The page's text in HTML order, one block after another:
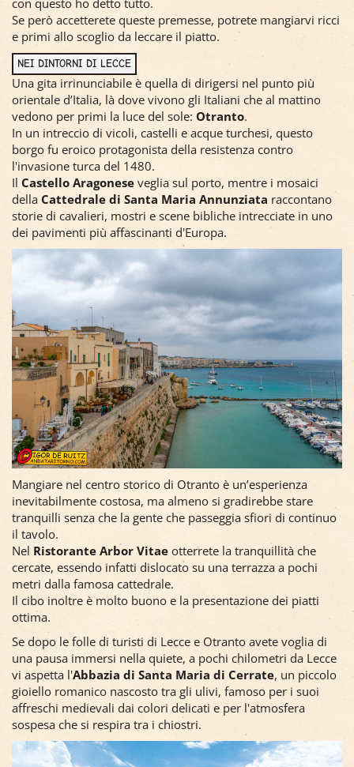
Se però accetterete queste premesse, potrete mangiarvi ricci
e primi allo scoglio da leccare il piatto.
NEI DINTORNI DI LECCE
Una gita irrinunciabile è quella di dirigersi nel punto più
orientale d’Italia, là dove vivono gli Italiani che al mattino
vedono per primi la luce del sole: Otranto.
In un intreccio di vicoli, castelli e acque turchesi, questo
borgo fu eroico protagonista della resistenza contro
l'invasione turca del 1480.
Il Castello Aragonese veglia sul porto, mentre i mosaici
della Cattedrale di Santa Maria Annunziata raccontano
storie di cavalieri, mostri e scene bibliche intrecciate in uno
dei pavimenti più affascinanti d'Europa.
Mangiare nel centro storico di Otranto è un’esperienza
inevitabilmente costosa, ma almeno si gradirebbe stare
tranquilli senza che la gente che passeggia sfiori di continuo
il tavolo.
Nel Ristorante Arbor Vitae otterrete la tranquillità che
cercate, essendo infatti dislocato su una terrazza a pochi
metri dalla famosa cattedrale.
Il cibo inoltre è molto buono e la presentazione dei piatti
ottima.
Se dopo le folle di turisti di Lecce e Otranto avete voglia di
una pausa immersi nella quiete, a pochi chilometri da Lecce
vi aspetta l'Abbazia di Santa Maria di Cerrate, un piccolo
gioiello romanico nascosto tra gli ulivi, famoso per i suoi
affreschi medievali dai colori delicati e per l'atmosfera
sospesa che si respira tra i chiostri.